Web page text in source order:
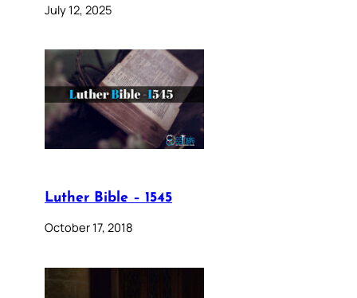
July 12, 2025
Luther Bible – 1545
October 17, 2018